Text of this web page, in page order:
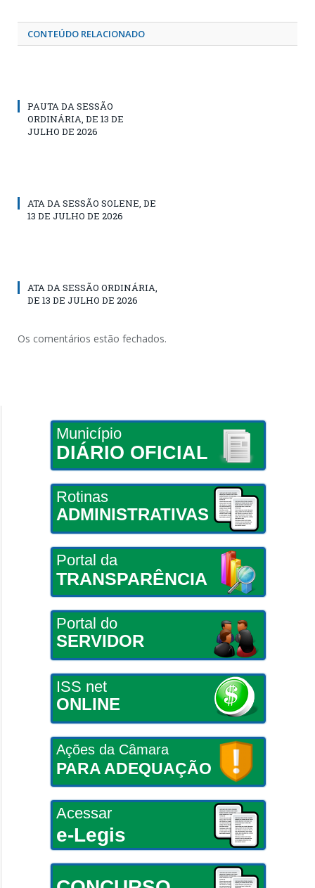
CONTEÚDO RELACIONADO
PAUTA DA SESSÃO
ORDINÁRIA, DE 13 DE
JULHO DE 2026
ATA DA SESSÃO SOLENE, DE
13 DE JULHO DE 2026
ATA DA SESSÃO ORDINÁRIA,
DE 13 DE JULHO DE 2026
Os comentários estão fechados.
Município
DIÁRIO OFICIAL
Rotinas
ADMINISTRATIVAS
Portal da
TRANSPARÊNCIA
Portal do
SERVIDOR
ISS net
ONLINE
Ações da Câmara
PARA ADEQUAÇÃO
Acessar
e-Legis